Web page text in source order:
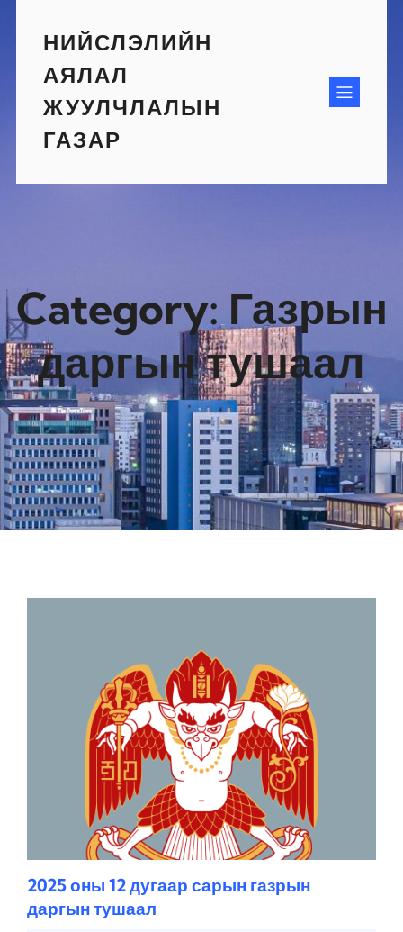
contentНИЙСЛЭЛИЙН
АЯЛАЛ
ЖУУЛЧЛАЛЫН
ГАЗАР
Category: Газрын
даргын тушаал
2025 оны 12 дугаар сарын газрын
даргын тушаал